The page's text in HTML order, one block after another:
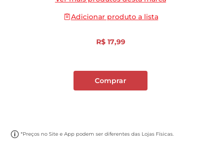
Adicionar produto a lista
R$ 17,99
Comprar
*Preços no Site e App podem ser diferentes das Lojas Físicas.